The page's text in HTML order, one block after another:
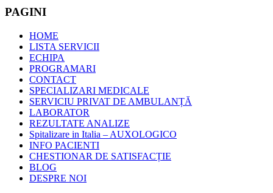
PAGINI
HOME
LISTA SERVICII
ECHIPA
PROGRAMARI
CONTACT
SPECIALIZARI MEDICALE
SERVICIU PRIVAT DE AMBULANȚĂ
LABORATOR
REZULTATE ANALIZE
Spitalizare in Italia – AUXOLOGICO
INFO PACIENTI
CHESTIONAR DE SATISFACȚIE
BLOG
DESPRE NOI